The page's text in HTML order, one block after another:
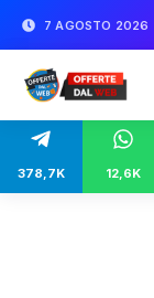
7 AGOSTO 2026
378,7K 12,6K